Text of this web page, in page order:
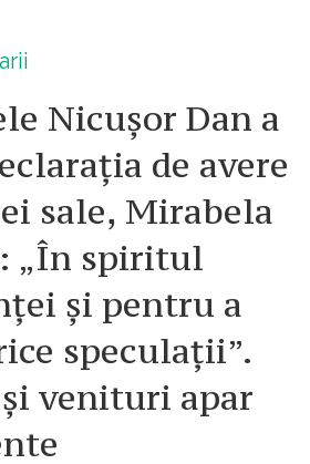
Nicușor Dan a
de avere
sale, Mirabela
„În spiritul
și pentru a
speculații”.
venituri apar